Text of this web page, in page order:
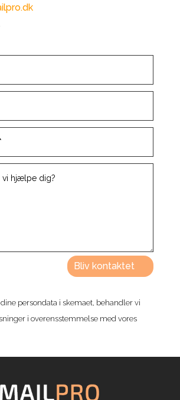
Bliv kontaktet
persondata i skemaet, behandler vi
i overensstemmelse med vores